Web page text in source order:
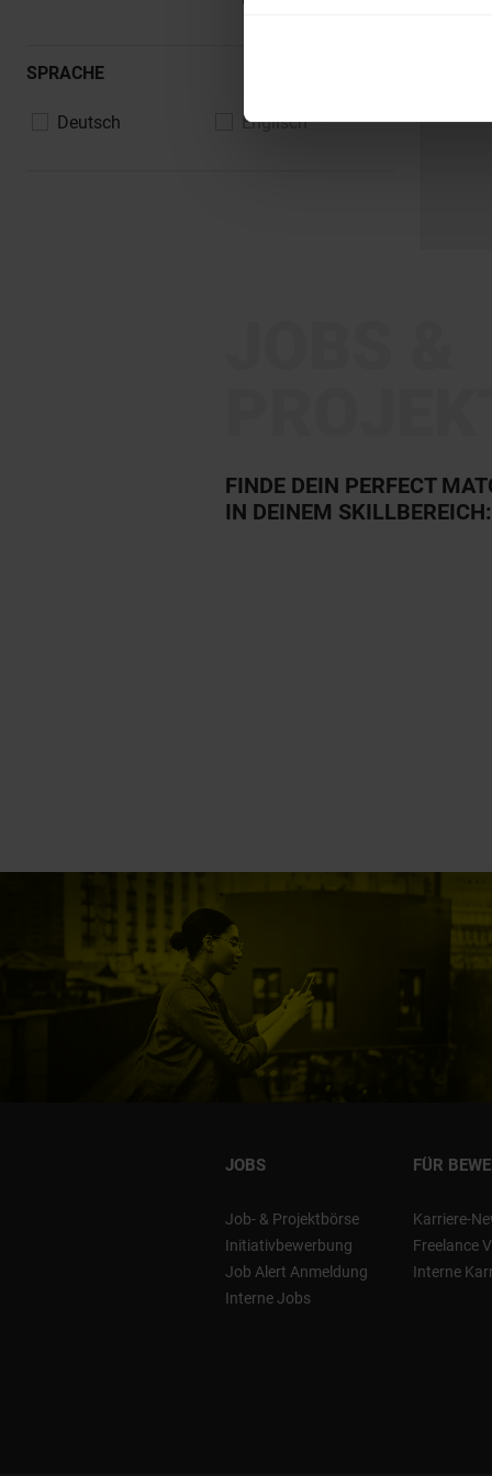
SPRACHE
Deutsch Englisch
FINDE DEIN PERFECT
IN DEINEM SKILLBEREICH:
JOBS
Job- & Projektbörse
Initiativbewerbung
Job Alert Anmeldung
Interne Jobs
FÜR
Karriere-
Freelance
Interne